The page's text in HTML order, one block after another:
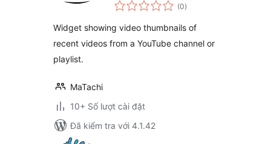
Widget (0tổng
đánh
)
Widget showing video thumbnails of
recent videos from a YouTube channel or
playlist.
MaTachi
10+ Số lượt cài đặt
Đã kiểm tra với 4.1.42